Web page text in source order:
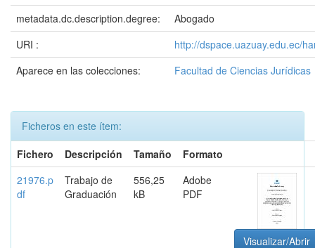
metadata.dc.description.degree:
Abogado
URI :
http://dspace.uazuay.edu.ec/
Aparece en las colecciones:
Facultad de Ciencias Jurídicas
Ficheros en este ítem:
Fichero
Descripción Tamaño
Formato
21976.p
df
Trabajo de
Graduación
556,25
kB
Adobe
PDF
Visualizar/Abrir